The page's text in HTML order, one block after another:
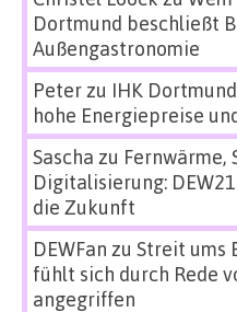
Dortmund beschließt
Außengastronomie
Peterzu IHK
hohe Energiepreise
Sascha zu Fernwärme,
Digitalisierung:
die Zukunft
DEWFan zu Streit ums
fühlt sich durch Rede
angegriffen